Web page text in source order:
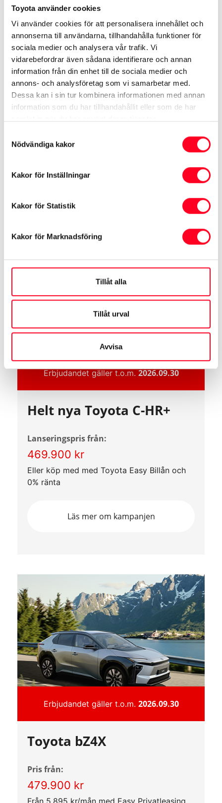
Toyota använder cookies
Vi använder cookies för att personalisera innehållet och
annonserna till användarna, tillhandahålla funktioner för
sociala medier och analysera vår trafik. Vi
vidarebefordrar även sådana identifierare och annan
information från din enhet till de sociala medier och
annons- och analysföretag som vi samarbetar med.
Dessa kan i sin tur kombinera informationen med annan
information som du har tillhandahållit eller som de har
Nödvändiga kakor
Kakor för Inställningar
Kakor för Statistik
Kakor för Marknadsföring
Tillåt alla
Tillåt urval
Avvisa
Erbjudandet gäller t.o.m.2026.09.30
Corolla
324.900 kr
Från 3.194 kr/mån med Toyota Easy Billån
Läs mer om kampanjen
Erbjudandet gäller t.o.m.2026.09.30
Helt nya Toyota C-HR+
Lanseringspris från:
469.900 kr
Eller köp med med Toyota Easy Billån och
0% ränta
Läs mer om kampanjen
Erbjudandet gäller t.o.m. 2026.09.30
Toyota bZ4X
Pris från:
479.900 kr
Från 5.895 kr/mån med Easy Privatleasing